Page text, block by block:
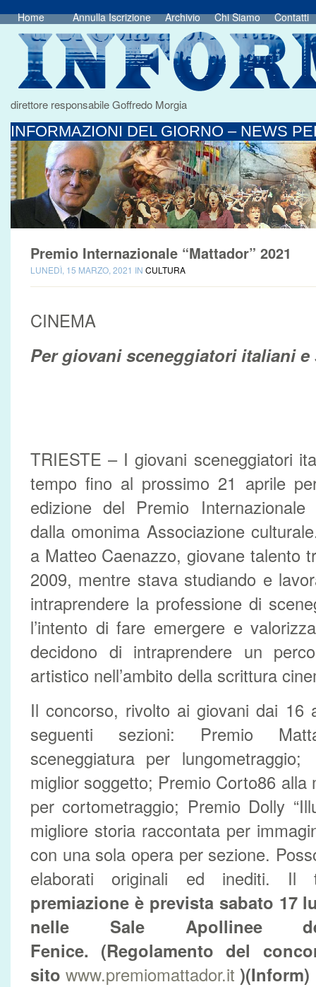
Home Annulla Iscrizione Archivio Chi Siamo Contatti
direttore responsabile Goffredo Morgia
INFORMAZIONI DEL GIORNO – NEWS
Premio Internazionale “Mattador” 2021
LUNEDÌ, 15 MARZO, 2021 IN CULTURA
CINEMA
Per giovani sceneggiatori italiani
TRIESTE – I giovani sceneggiatori
tempo fino al prossimo 21 aprile
edizione del Premio Internazionale
dalla omonima Associazione
a Matteo Caenazzo, giovane talento
2009, mentre stava studiando e
intraprendere la professione di
l’intento di fare emergere e
decidono di intraprendere un
artistico nell’ambito della scrittura
Il concorso, rivolto ai giovani dai 16
seguenti sezioni: Premio
sceneggiatura per
miglior soggetto; Premio Corto86 alla
per cortometraggio; Premio Dolly
migliore storia raccontata per
con una sola opera per sezione.
elaborati originali ed inediti.
premiazione è prevista sabato 17
nelle Sale Apollinee
Fenice. (Regolamento del
sito www.premiomattador.it )(Inform)